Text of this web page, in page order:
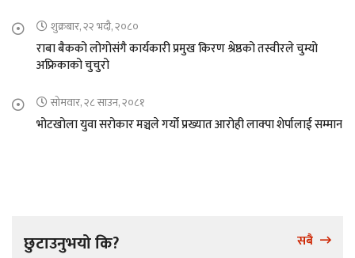
शुक्रबार, २२ भदौ, २०८०
राबा बैकको लोगोसंगै कार्यकारी प्रमुख किरण श्रेष्ठको तस्वीरले चुम्यो
अफ्रिकाको चुचुरो
सोमवार, २८ साउन, २०८१
भोटखोला युवा सरोकार मञ्चले गर्यो प्रख्यात आरोही लाक्पा शेर्पालाई सम्मान
छुटाउनुभयो कि? सबै